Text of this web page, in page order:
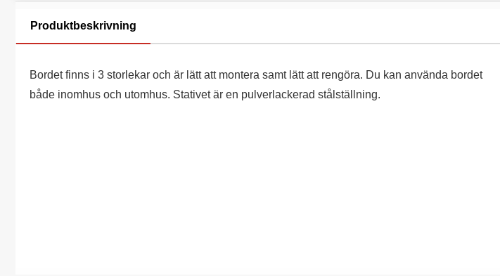
Produktbeskrivning
Bordet finns i 3 storlekar och är lätt att montera samt lätt att rengöra. Du kan använda bordet
både inomhus och utomhus. Stativet är en pulverlackerad stålställning.